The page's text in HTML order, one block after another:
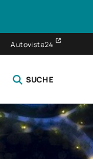
Autovista24
SUCHE
SCHLIESSEN